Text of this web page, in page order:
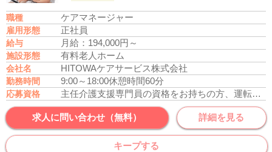
職種 ケアマネージャー
雇用形態 正社員
給与 月給：194,000円～
施設形態 有料老人ホーム
会社名 HITOWAケアサービス株式会社
勤務時間 9:00～18:00休憩時間60分
応募資格 主任介護支援専門員の資格をお持ちの方、運転免許あれば尚可
求人に問い合わせ（無料） 詳細を見る
キープする